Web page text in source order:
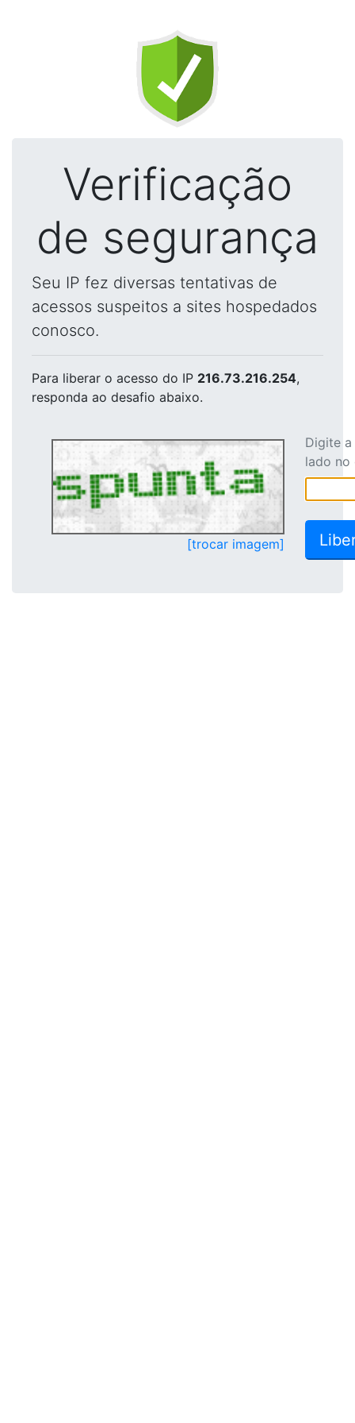
Verificação
de segurança
Seu IP fez diversas tentativas de
acessos suspeitos a sites hospedados
conosco.
Para liberar o acesso do IP 216.73.216.254,
responda ao desafio abaixo.
[trocar imagem]
Digite
lado no